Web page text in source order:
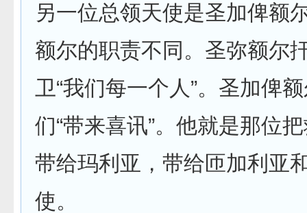
另一位总领天使是圣加俾额
额尔的职责不同。圣弥额尔
卫“我们每一个人”。圣加俾
们“带来喜讯”。他就是那位
带给玛利亚，带给匝加利亚
使。